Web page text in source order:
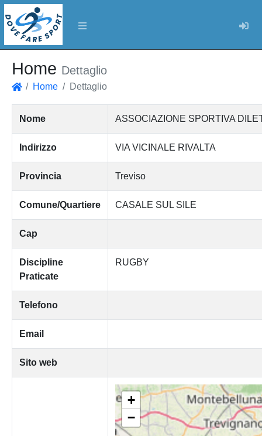
Home Dettaglio
Home Dettaglio
Nome ASSOCIAZIONE SPORTIVA
Indirizzo VIA VICINALE RIVALTA
Provincia Treviso
Comune/Quartiere CASALE SUL SILE
Cap
Discipline
Praticate
RUGBY
Telefono
Email
Sito web
+
−